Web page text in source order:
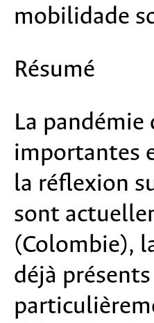
mobilidade
Résumé
La pandémie
importantes
la réflexion
sont
(Colombie),
déjà